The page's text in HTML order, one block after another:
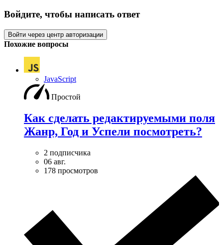
Войдите, чтобы написать ответ
Войти через центр авторизации
Похожие вопросы
JavaScript
Простой
Как сделать редактируемыми поля
Жанр, Год и Успели посмотреть?
2 подписчика
06 авг.
178 просмотров